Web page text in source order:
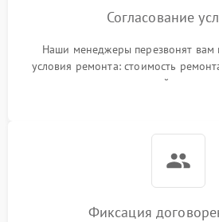
Согласование
Наши менеджеры перезвонят вам
условия ремонта: стоимость
гарантийные
Фиксация